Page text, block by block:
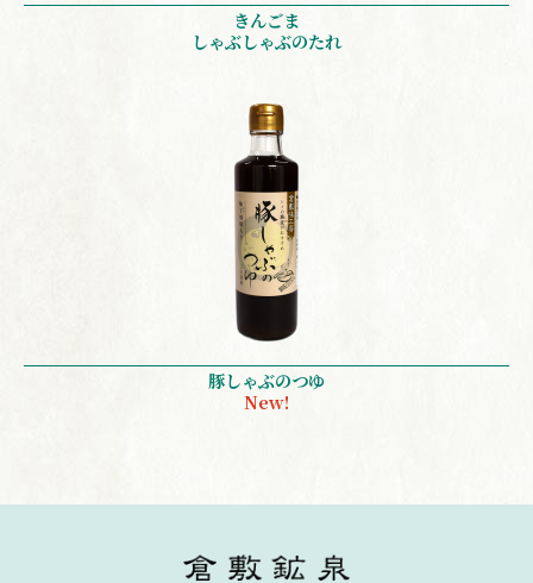
きんごま
しゃぶしゃぶのたれ
豚しゃぶのつゆ
New!